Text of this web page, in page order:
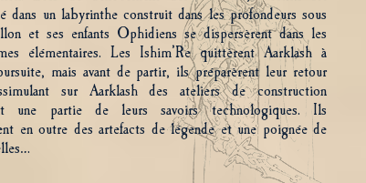
dans un labyrinthe construit dans les profondeurs sous
et ses enfants Ophidiens se dispersèrent dans les
élémentaires. Les Ishim’Re quittèrent Aarklash à
mais avant de partir, ils préparèrent leur retour
sur Aarklash des ateliers de construction
une partie de leurs savoirs technologiques. Ils
en outre des artefacts de légende et une poignée de